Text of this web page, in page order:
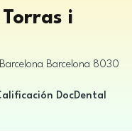
i
Barcelona Barcelona 8030
DocDental